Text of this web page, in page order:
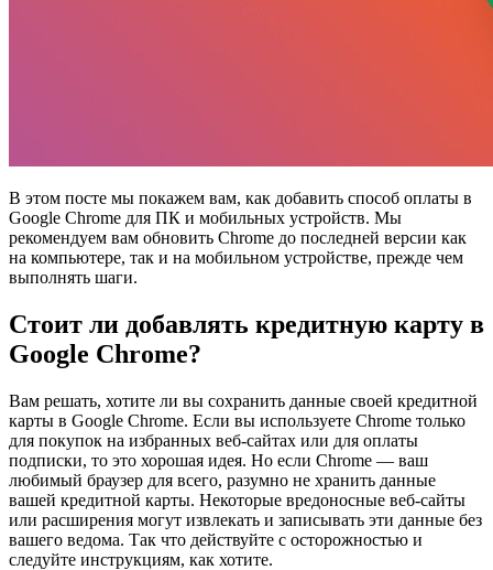
В этом посте мы покажем вам, как добавить способ оплаты в
Google Chrome для ПК и мобильных устройств. Мы
рекомендуем вам обновить Chrome до последней версии как
на компьютере, так и на мобильном устройстве, прежде чем
выполнять шаги.
Стоит ли добавлять кредитную карту в
Google Chrome?
Вам решать, хотите ли вы сохранить данные своей кредитной
карты в Google Chrome. Если вы используете Chrome только
для покупок на избранных веб-сайтах или для оплаты
подписки, то это хорошая идея. Но если Chrome — ваш
любимый браузер для всего, разумно не хранить данные
вашей кредитной карты. Некоторые вредоносные веб-сайты
или расширения могут извлекать и записывать эти данные без
вашего ведома. Так что действуйте с осторожностью и
следуйте инструкциям, как хотите.